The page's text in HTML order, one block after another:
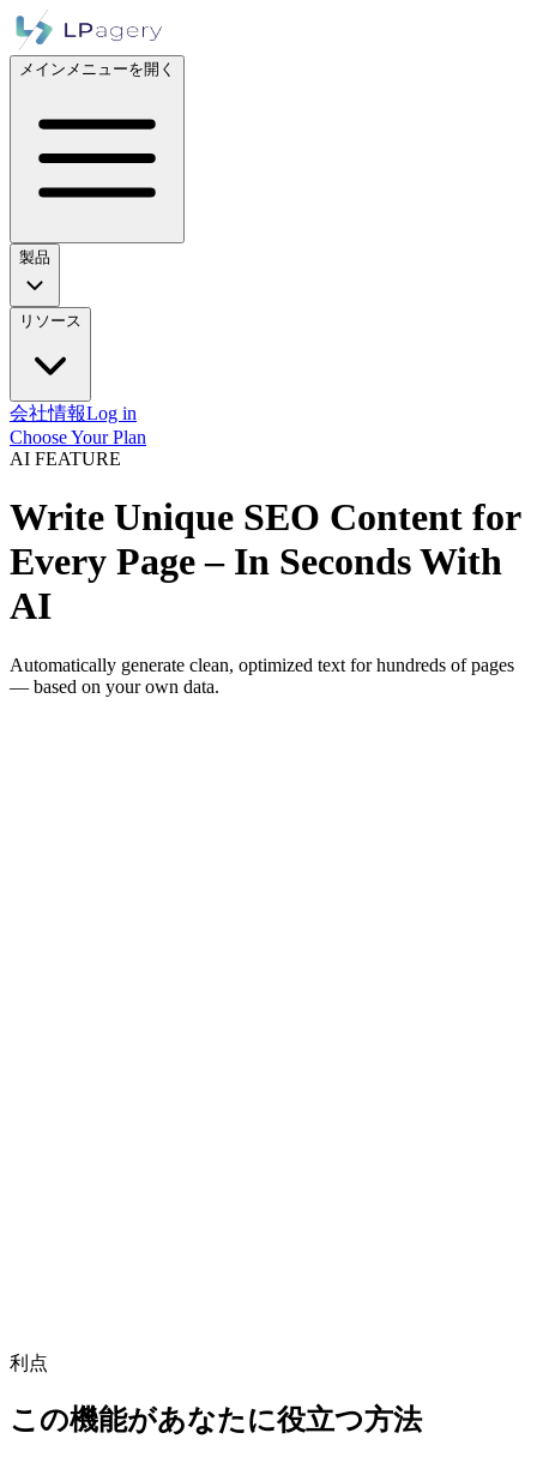
メインメニューを開く
製品
リソース
会社情報Log in
Choose Your Plan
AI FEATURE
Write Unique SEO Content for
Every Page – In Seconds With
AI
Automatically generate clean, optimized text for hundreds of pages
— based on your own data.
利点
この機能があなたに役立つ方法